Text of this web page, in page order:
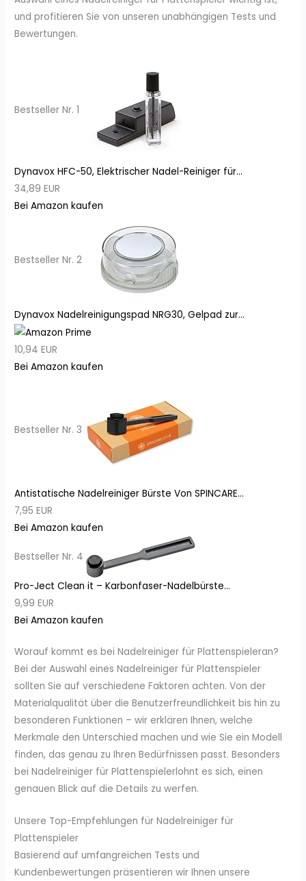
und profitieren Sie von unseren unabhängigen Tests und
Bewertungen.
Bestseller Nr. 1
Dynavox HFC-50, Elektrischer Nadel-Reiniger für...
34,89 EUR
Bei Amazon kaufen
Bestseller Nr. 2
Dynavox Nadelreinigungspad NRG30, Gelpad zur...
10,94 EUR
Bei Amazon kaufen
Bestseller Nr. 3
Antistatische Nadelreiniger Bürste Von SPINCARE...
7,95 EUR
Bei Amazon kaufen
Bestseller Nr. 4
Pro-Ject Clean it – Karbonfaser-Nadelbürste...
9,99 EUR
Bei Amazon kaufen
Worauf kommt es bei Nadelreiniger für Plattenspieleran?
Bei der Auswahl eines Nadelreiniger für Plattenspieler
sollten Sie auf verschiedene Faktoren achten. Von der
Materialqualität über die Benutzerfreundlichkeit bis hin zu
besonderen Funktionen – wir erklären Ihnen, welche
Merkmale den Unterschied machen und wie Sie ein Modell
finden, das genau zu Ihren Bedürfnissen passt. Besonders
bei Nadelreiniger für Plattenspielerlohnt es sich, einen
genauen Blick auf die Details zu werfen.
Unsere Top-Empfehlungen für Nadelreiniger für
Plattenspieler
Basierend auf umfangreichen Tests und
Kundenbewertungen präsentieren wir Ihnen unsere